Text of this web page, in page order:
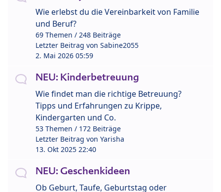
Wie erlebst du die Vereinbarkeit von Familie
und Beruf?
69 Themen / 248 Beiträge
Letzter Beitrag von Sabine2055
2. Mai 2026 05:59
NEU: Kinderbetreuung
Wie findet man die richtige Betreuung?
Tipps und Erfahrungen zu Krippe,
Kindergarten und Co.
53 Themen / 172 Beiträge
Letzter Beitrag von Yarisha
13. Okt 2025 22:40
NEU: Geschenkideen
Ob Geburt, Taufe, Geburtstag oder